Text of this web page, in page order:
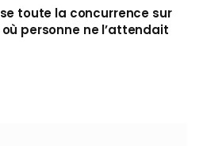
toute la concurrence sur
personne ne l’attendait